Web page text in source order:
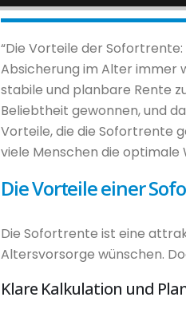
“Die Vorteile der
Absicherung im Alter immer
stabile und planbare Rente
Beliebtheit gewonnen, und
Vorteile, die die Sofortrente
viele Menschen die optimale
Die Vorteile einer
Die Sofortrente ist eine
Altersvorsorge wünschen.
Klare Kalkulation und